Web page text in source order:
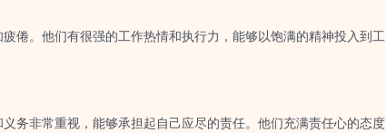
。他们有很强的工作热情和执行力，能够以饱满的精神投入到工
非常重视，能够承担起自己应尽的责任。他们充满责任心的态度